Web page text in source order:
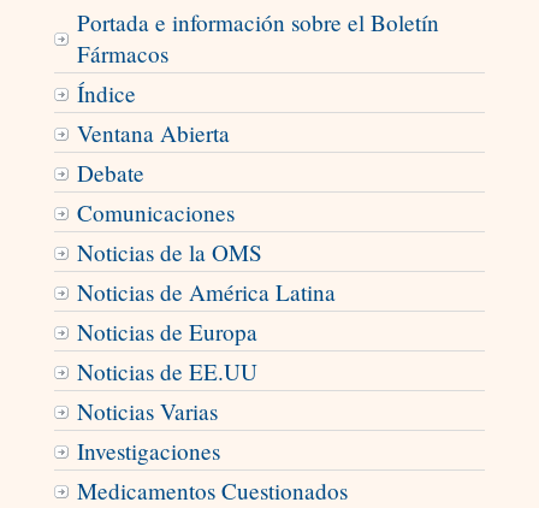
Portada e información sobre el Boletín
Fármacos
Índice
Ventana Abierta
Debate
Comunicaciones
Noticias de la OMS
Noticias de América Latina
Noticias de Europa
Noticias de EE.UU
Noticias Varias
Investigaciones
Medicamentos Cuestionados